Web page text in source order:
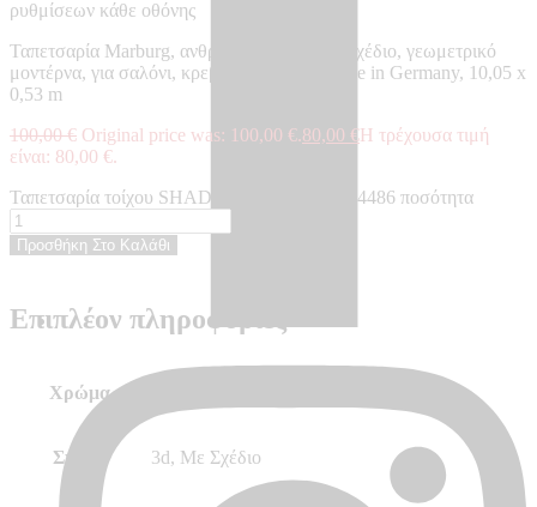
ρυθμίσεων κάθε οθόνης
Ταπετσαρία Marburg, ανθρακί, γκρι, 3d, με σχέδιο, γεωμετρικό
μοντέρνα, για σαλόνι, κρεβατοκάμαρα – Made in Germany, 10,05 x
0,53 m
100,00€ Original price was: 100,00 €.80,00 €Η τρέχουσα τιμή
είναι: 80,00 €.
Ταπετσαρία τοίχου SHADES ICONIC - SH34486 ποσότητα
Προσθήκη Στο Καλάθι
Επιπλέον πληροφορίες
Χρώμα
Σχέδιο 3d, Με Σχέδιο